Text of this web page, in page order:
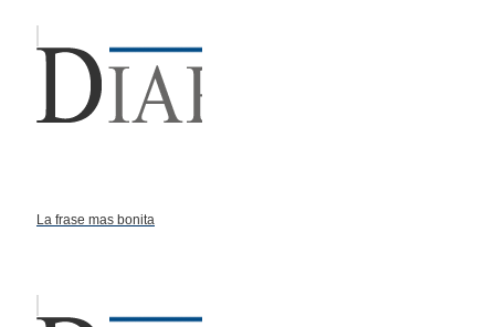
La frase mas bonita